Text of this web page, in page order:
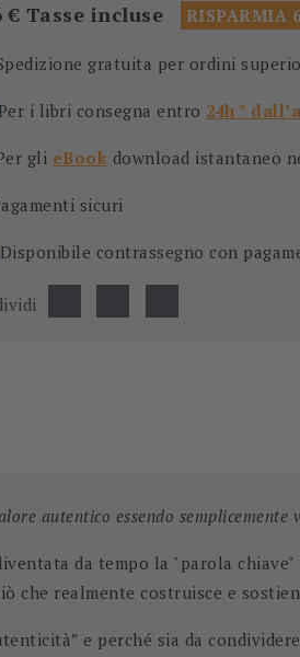
€ Tasse incluse RISPARMIA
gratuita per ordini
i libri consegna entro 24h *
gli eBook download istantaneo
sicuri
Disponibile contrassegno con
autentico essendo semplicemente
da tempo la "parola
realmente costruisce e
e perché sia da